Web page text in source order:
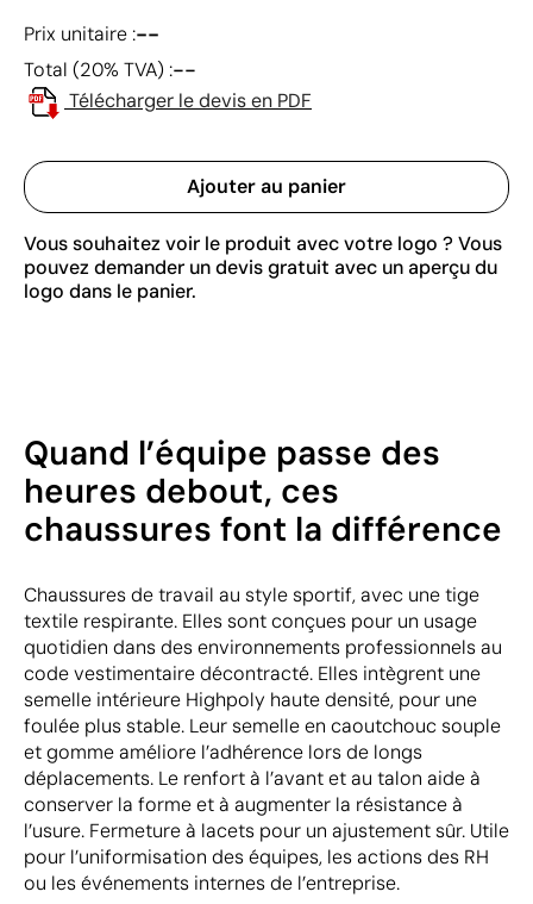
Prix unitaire :--
Total (20% TVA) :--
Télécharger le devis en PDF
Ajouter au panier
Vous souhaitez voir le produit avec votre logo ? Vous
pouvez demander un devis gratuit avec un aperçu du
logo dans le panier.
Quand l’équipe passe des
heures debout, ces
chaussures font la différence
Chaussures de travail au style sportif, avec une tige
textile respirante. Elles sont conçues pour un usage
quotidien dans des environnements professionnels au
code vestimentaire décontracté. Elles intègrent une
semelle intérieure Highpoly haute densité, pour une
foulée plus stable. Leur semelle en caoutchouc souple
et gomme améliore l’adhérence lors de longs
déplacements. Le renfort à l’avant et au talon aide à
conserver la forme et à augmenter la résistance à
l’usure. Fermeture à lacets pour un ajustement sûr. Utile
pour l’uniformisation des équipes, les actions des RH
ou les événements internes de l’entreprise.